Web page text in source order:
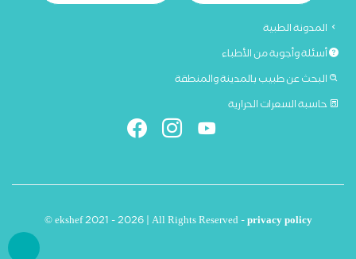
المدونة الطبية
أسئلة وأجوبة من الأطباء
البحث عن طبيب بالمدينة والمنطقة
حاسبة السعرات الحرارية
© ekshef 2021 - 2026 | All Rights Reserved -privacy policy